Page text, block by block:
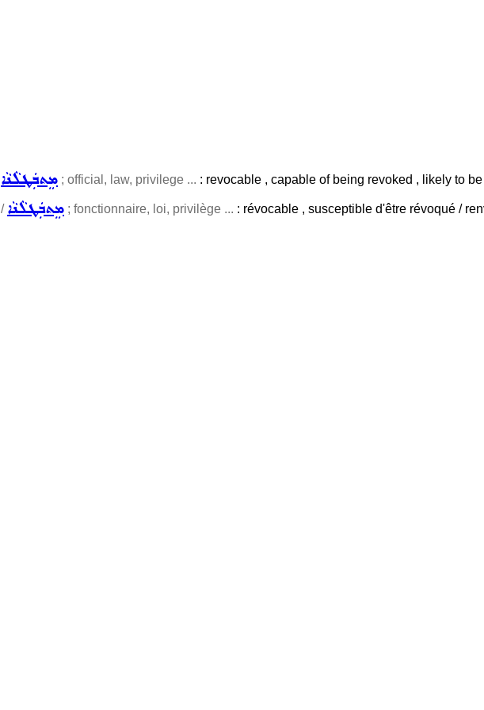
ܡܸܬܒܲܛܠܵܢܵܐ ; official, law, privilege ... : revocable , capable of being revoked , likely to
/ܡܸܬܒܲܛܠܵܢܵܐ ; fonctionnaire, loi, privilège ... : révocable , susceptible d'être révoqué /